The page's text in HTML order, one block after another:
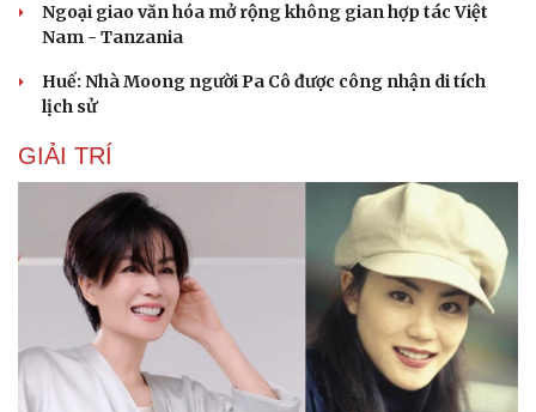
Cải chính
Ngoại giao văn hóa mở rộng không gian hợp tác Việt
Nam - Tanzania
Huế: Nhà Moong người Pa Cô được công nhận di tích
lịch sử
GIẢI TRÍ